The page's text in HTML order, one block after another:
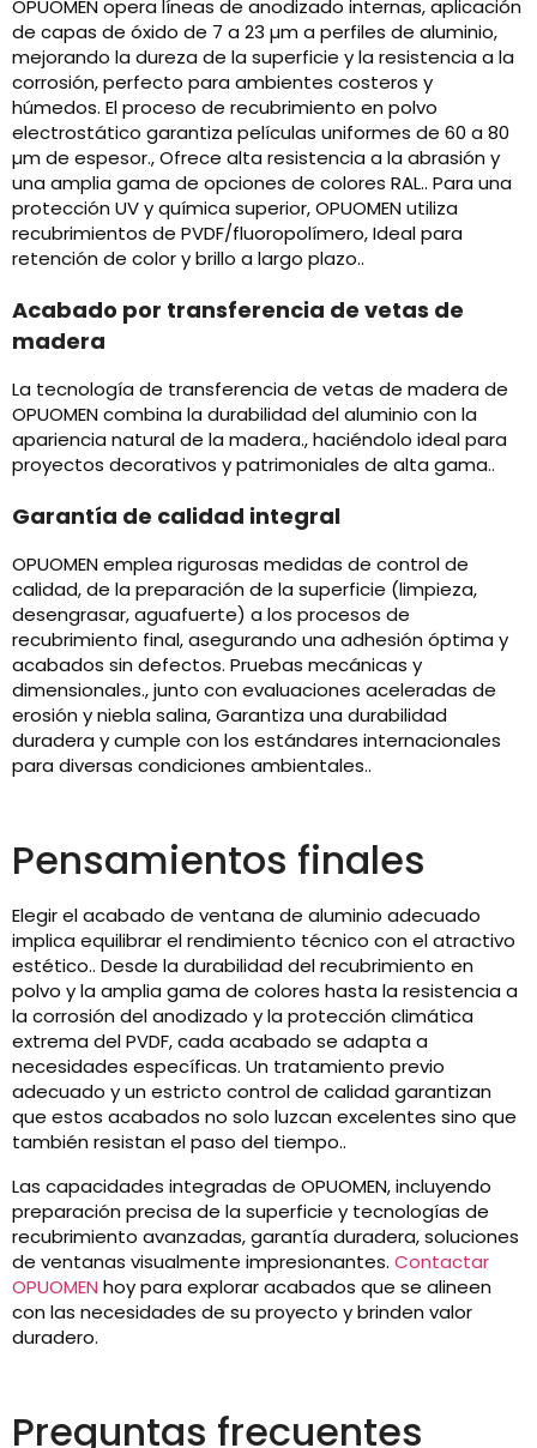
OPUOMEN opera líneas de anodizado internas, aplicación
de capas de óxido de 7 a 23 µm a perfiles de aluminio,
mejorando la dureza de la superficie y la resistencia a la
corrosión, perfecto para ambientes costeros y
húmedos. El proceso de recubrimiento en polvo
electrostático garantiza películas uniformes de 60 a 80
µm de espesor., Ofrece alta resistencia a la abrasión y
una amplia gama de opciones de colores RAL.. Para una
protección UV y química superior, OPUOMEN utiliza
recubrimientos de PVDF/fluoropolímero, Ideal para
retención de color y brillo a largo plazo..
Acabado por transferencia de vetas de
madera
La tecnología de transferencia de vetas de madera de
OPUOMEN combina la durabilidad del aluminio con la
apariencia natural de la madera., haciéndolo ideal para
proyectos decorativos y patrimoniales de alta gama..
Garantía de calidad integral
OPUOMEN emplea rigurosas medidas de control de
calidad, de la preparación de la superficie (limpieza,
desengrasar, aguafuerte) a los procesos de
recubrimiento final, asegurando una adhesión óptima y
acabados sin defectos. Pruebas mecánicas y
dimensionales., junto con evaluaciones aceleradas de
erosión y niebla salina, Garantiza una durabilidad
duradera y cumple con los estándares internacionales
para diversas condiciones ambientales..
Pensamientos finales
Elegir el acabado de ventana de aluminio adecuado
implica equilibrar el rendimiento técnico con el atractivo
estético.. Desde la durabilidad del recubrimiento en
polvo y la amplia gama de colores hasta la resistencia a
la corrosión del anodizado y la protección climática
extrema del PVDF, cada acabado se adapta a
necesidades específicas. Un tratamiento previo
adecuado y un estricto control de calidad garantizan
que estos acabados no solo luzcan excelentes sino que
también resistan el paso del tiempo..
Las capacidades integradas de OPUOMEN, incluyendo
preparación precisa de la superficie y tecnologías de
recubrimiento avanzadas, garantía duradera, soluciones
de ventanas visualmente impresionantes. Contactar
OPUOMEN hoy para explorar acabados que se alineen
con las necesidades de su proyecto y brinden valor
duradero.
Preguntas frecuentes